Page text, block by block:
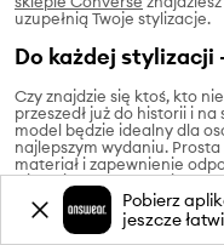
uzupełnią Twoje stylizacje.
Do każdej stylizacji
Czy znajdzie się ktoś, kto
przeszedł już do historii i na
model będzie idealny dla
najlepszym wydaniu.
materiał i zapewnienie
wilgoci – tym warto
trampek. Jeśli zależy Ci na
wyższy model, który
stylizacji, ale również tych
Pobierz
jeszcze